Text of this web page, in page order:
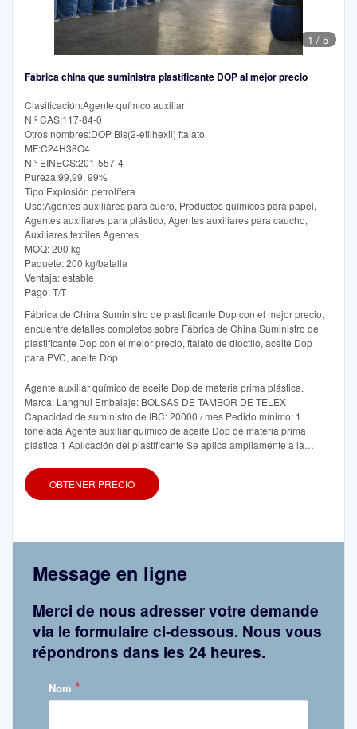
1 / 5
Fábrica china que suministra plastificante DOP al mejor precio
Clasificación:Agente químico auxiliar
N.º CAS:117-84-0
Otros nombres:DOP Bis(2-etilhexil) ftalato
MF:C24H38O4
N.º EINECS:201-557-4
Pureza:99,99, 99%
Tipo:Explosión petrolífera
Uso:Agentes auxiliares para cuero, Productos químicos para papel,
Agentes auxiliares para plástico, Agentes auxiliares para caucho,
Auxiliares textiles Agentes
MOQ: 200 kg
Paquete: 200 kg/batalla
Ventaja: estable
Pago: T/T
Fábrica de China Suministro de plastificante Dop con el mejor precio,
encuentre detalles completos sobre Fábrica de China Suministro de
plastificante Dop con el mejor precio, ftalato de dioctilo, aceite Dop
para PVC, aceite Dop
Agente auxiliar químico de aceite Dop de materia prima plástica.
Marca: Langhui Embalaje: BOLSAS DE TAMBOR DE TELEX
Capacidad de suministro de IBC: 20000 / mes Pedido mínimo: 1
tonelada Agente auxiliar químico de aceite Dop de materia prima
plástica 1 Aplicación del plastificante Se aplica ampliamente a la
celulosa, también se puede utilizar para hacer películas delgadas,
artificiales, alambres, cables,
OBTENER PRECIO
Message en ligne
Merci de nous adresser votre demande
via le formulaire ci-dessous. Nous vous
répondrons dans les 24 heures.
Nom *